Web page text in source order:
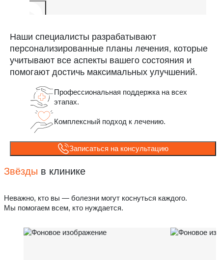
Наши специалисты разрабатывают
персонализированные планы лечения, которые
учитывают все аспекты вашего состояния и
помогают достичь максимальных улучшений.
Профессиональная поддержка на всех
этапах.
Комплексный подход к лечению.
Записаться на консультацию
Звёзды в клинике
Неважно, кто вы — болезни могут коснуться каждого.
Мы помогаем всем, кто нуждается.